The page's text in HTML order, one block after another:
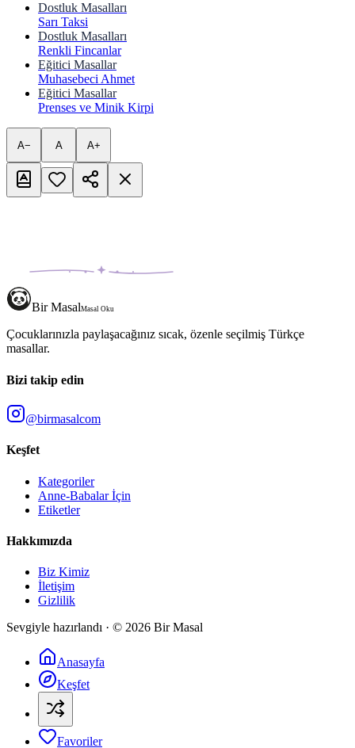
Dostluk Masalları
Sarı Taksi
Dostluk Masalları
Renkli Fincanlar
Eğitici Masallar
Muhasebeci Ahmet
Eğitici Masallar
Prenses ve Minik Kirpi
A− A A+
Bir MasalMasal Oku
Çocuklarınızla paylaşacağınız sıcak, özenle seçilmiş Türkçe
masallar.
Bizi takip edin
@birmasalcom
Keşfet
Kategoriler
Anne-Babalar İçin
Etiketler
Hakkımızda
Biz Kimiz
İletişim
Gizlilik
Sevgiyle hazırlandı · © 2026 Bir Masal
Anasayfa
Keşfet
Favoriler